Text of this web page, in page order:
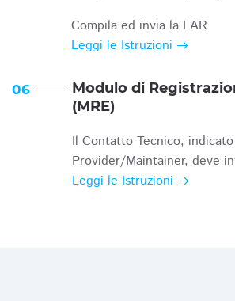
Compila ed invia la LAR
Leggi le Istruzioni
06
Modulo di
(MRE)
Il Contatto Tecnico,
Provider/Maintainer, deve
Leggi le Istruzioni